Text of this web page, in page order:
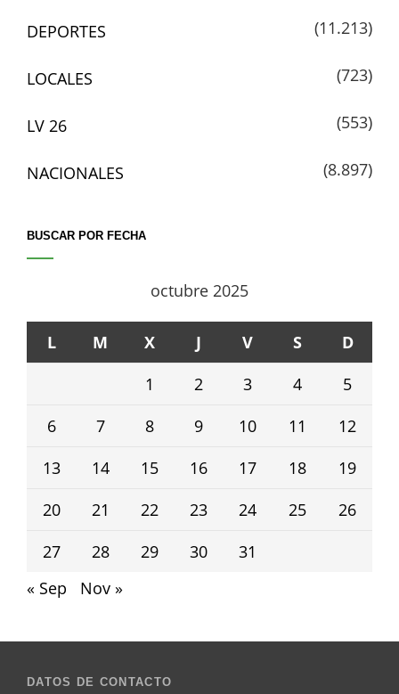
DEPORTES (11.213)
LOCALES (723)
LV 26 (553)
NACIONALES (8.897)
BUSCAR POR FECHA
octubre 2025
L M X J V S
D
1
2 3 4
5
6
7 8 9 10 11
12
13
14 15 16 17 18
19
20
21 22 23 24 25
26
27
28 29 30
31
« Sep
Nov »
DATOS DE CONTACTO